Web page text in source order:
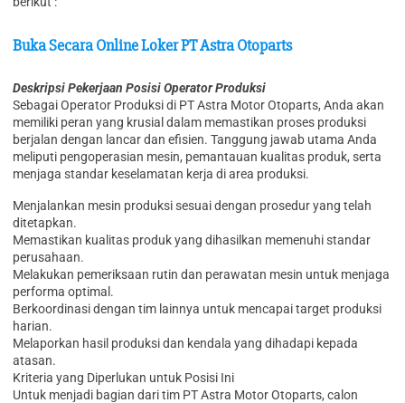
Buka Secara Online Loker PT Astra Otoparts
Deskripsi Pekerjaan Posisi Operator Produksi
Sebagai Operator Produksi di PT Astra Motor Otoparts, Anda akan
memiliki peran yang krusial dalam memastikan proses produksi
berjalan dengan lancar dan efisien. Tanggung jawab utama Anda
meliputi pengoperasian mesin, pemantauan kualitas produk, serta
menjaga standar keselamatan kerja di area produksi.
Menjalankan mesin produksi sesuai dengan prosedur yang telah
ditetapkan.
Memastikan kualitas produk yang dihasilkan memenuhi standar
perusahaan.
Melakukan pemeriksaan rutin dan perawatan mesin untuk menjaga
performa optimal.
Berkoordinasi dengan tim lainnya untuk mencapai target produksi
harian.
Melaporkan hasil produksi dan kendala yang dihadapi kepada
atasan.
Kriteria yang Diperlukan untuk Posisi Ini
Untuk menjadi bagian dari tim PT Astra Motor Otoparts, calon